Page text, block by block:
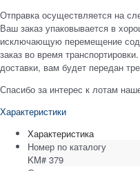
Отправка осуществляется на
Ваш заказ упаковывается в
исключающую перемещение
заказ во время
доставки, вам будет передан
Спасибо за интерес к лотам
Характеристики
Характеристика
Номер по каталогу
KM# 379